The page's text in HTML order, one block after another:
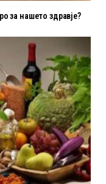
за нашето здравје?